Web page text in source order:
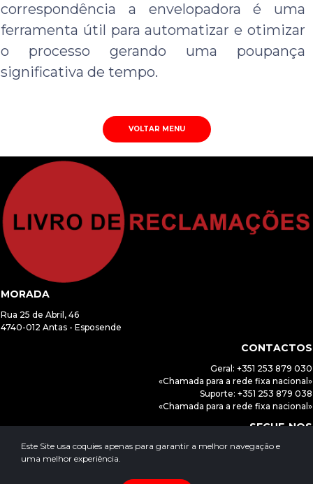
correspondência a envelopadora é uma
ferramenta útil para automatizar e otimizar
o processo gerando uma poupança
significativa de tempo.
VOLTAR MENU
MORADA
Rua 25 de Abril, 46
4740-012 Antas - Esposende
CONTACTOS
Geral: +351 253 879 030
«Chamada para a rede fixa nacional»
Suporte: +351 253 879 038
«Chamada para a rede fixa nacional»
SEGUE-NOS
© Copyright | General Solutions Tech, Lda. - Todos Direitos Reservados
Este Site usa coquies apenas para garantir a melhor navegação e
uma melhor experiência.